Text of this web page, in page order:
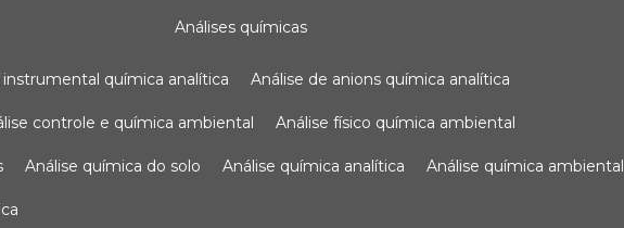
análises químicas
instrumental química analítica análise de anions química analítica
controle e química ambiental análise físico química ambiental
análise química do solo análise química analítica análise química ambiental